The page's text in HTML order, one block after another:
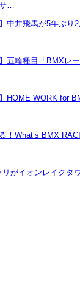
…
中井飛馬が5年ぶ
五輪種目「BMXレ
HOME WORK for
！What’s BMX
リがイオンレイクタ